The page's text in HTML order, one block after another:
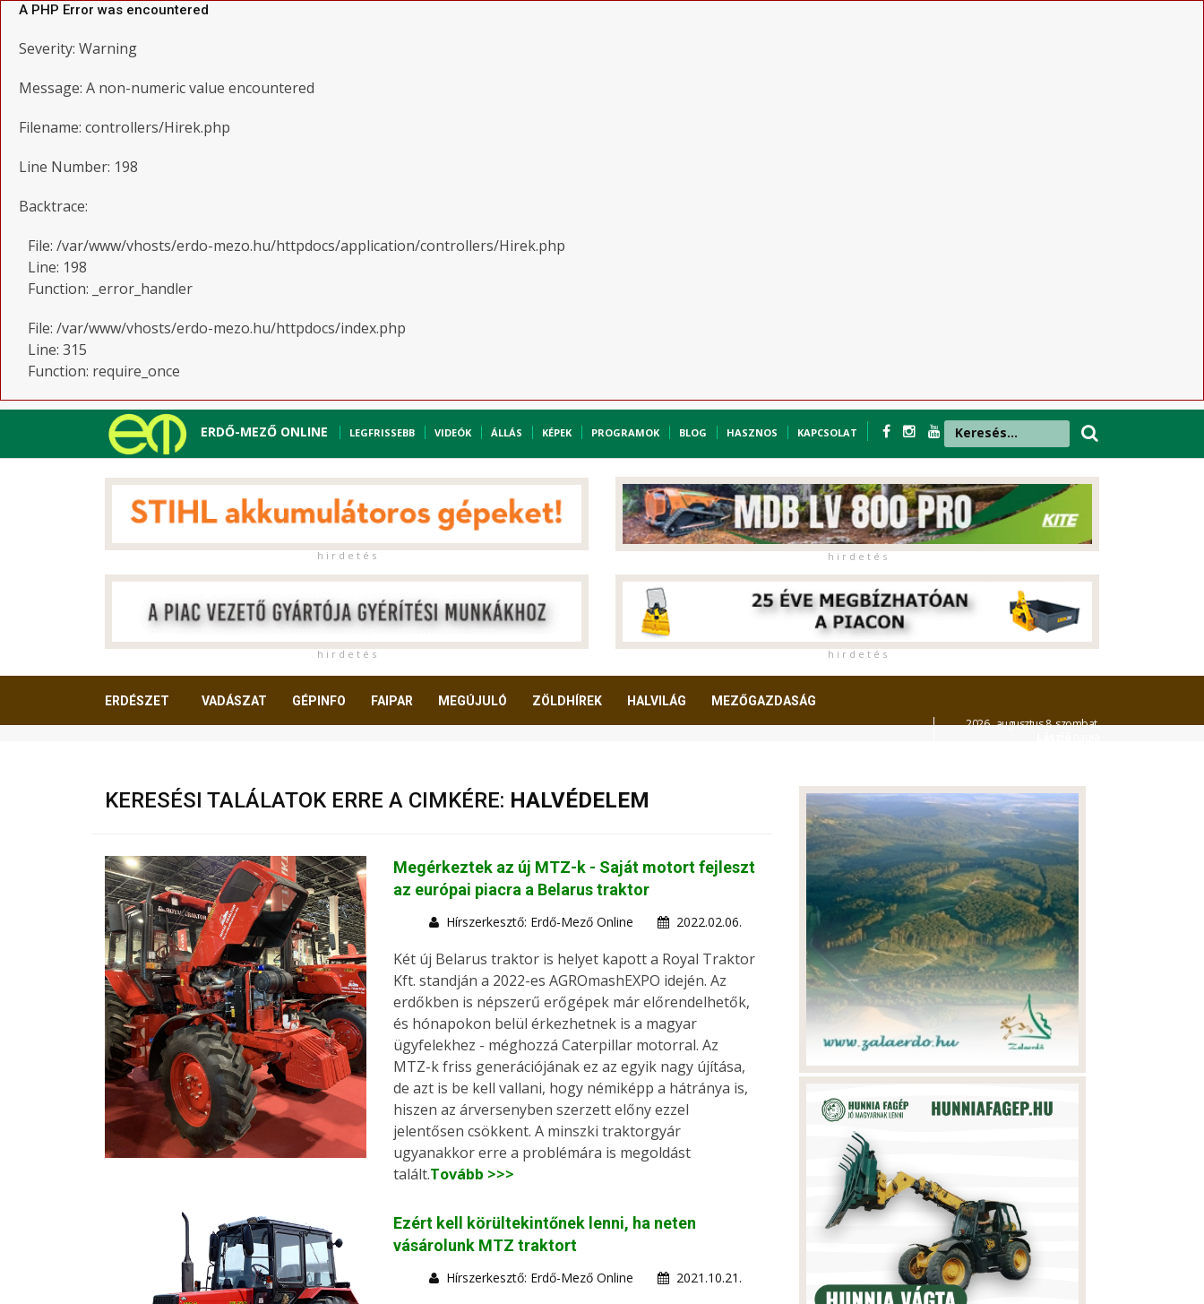
A PHP Error was encountered
Severity: Warning
Message: A non-numeric value encountered
Filename: controllers/Hirek.php
Line Number: 198
Backtrace:
File: /var/www/vhosts/erdo-mezo.hu/httpdocs/application/controllers/Hirek.php
Line: 198
Function: _error_handler
File: /var/www/vhosts/erdo-mezo.hu/httpdocs/index.php
Line: 315
Function: require_once
ERDŐ-MEZŐ ONLINE LEGFRISSEBB VIDEÓK ÁLLÁS KÉPEK PROGRAMOK BLOG HASZNOS KAPCSOLAT
h i r d e t é s h i r d e t é s
h i r d e t é s h i r d e t é s
ERDÉSZET VADÁSZAT GÉPINFO FAIPAR MEGÚJULÓ ZÖLDHÍREK HALVILÁG MEZŐGAZDASÁG
2026. augusztus 8. szombat,
KERESÉSI TALÁLATOK ERRE A CIMKÉRE: HALVÉDELEM
Megérkeztek az új MTZ-k - Saját motort fejleszt
az európai piacra a Belarus traktor
Hírszerkesztő: Erdő-Mező Online 2022.02.06.
Két új Belarus traktor is helyet kapott a Royal Traktor
Kft. standján a 2022-es AGROmashEXPO idején. Az
erdőkben is népszerű erőgépek már előrendelhetők,
és hónapokon belül érkezhetnek is a magyar
ügyfelekhez - méghozzá Caterpillar motorral. Az
MTZ-k friss generációjának ez az egyik nagy újítása,
de azt is be kell vallani, hogy némiképp a hátránya is,
hiszen az árversenyben szerzett előny ezzel
jelentősen csökkent. A minszki traktorgyár
ugyanakkor erre a problémára is megoldást
talált.Tovább >>>
Ezért kell körültekintőnek lenni, ha neten
vásárolunk MTZ traktort
Hírszerkesztő: Erdő-Mező Online 2021.10.21.